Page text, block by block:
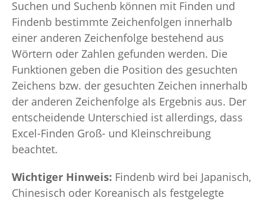
Suchen und Suchenb können mit Finden und
Findenb bestimmte Zeichenfolgen innerhalb
einer anderen Zeichenfolge bestehend aus
Wörtern oder Zahlen gefunden werden. Die
Funktionen geben die Position des gesuchten
Zeichens bzw. der gesuchten Zeichen innerhalb
der anderen Zeichenfolge als Ergebnis aus. Der
entscheidende Unterschied ist allerdings, dass
Excel-Finden Groß- und Kleinschreibung
beachtet.
Wichtiger Hinweis: Findenb wird bei Japanisch,
Chinesisch oder Koreanisch als festgelegte